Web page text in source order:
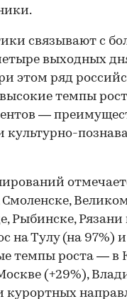
связывают с
выходных
этом ряд
темпы
—
Рыбинске, Рязани
на Тулу (на
темпы роста — в
(+29%),
курортных